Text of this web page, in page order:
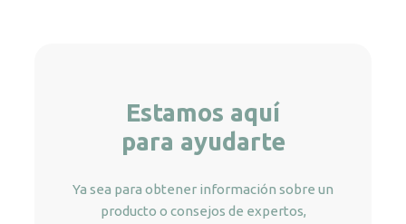
Estamos aquí
para ayudarte
Ya sea para obtener información sobre un
producto o consejos de expertos,